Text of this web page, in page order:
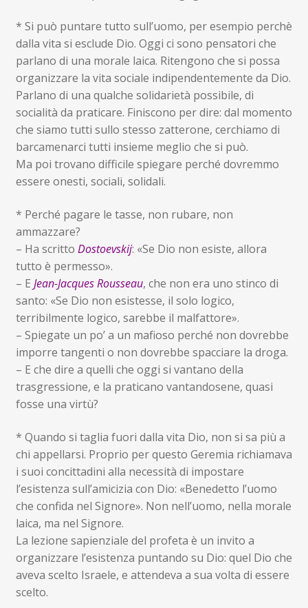
* Si può puntare tutto sull’uomo, per esempio perchè
dalla vita si esclude Dio. Oggi ci sono pensatori che
parlano di una morale laica. Ritengono che si possa
organizzare la vita sociale indipendentemente da Dio.
Parlano di una qualche solidarietà possibile, di
socialità da praticare. Finiscono per dire: dal momento
che siamo tutti sullo stesso zatterone, cerchiamo di
barcamenarci tutti insieme meglio che si può.
Ma poi trovano difficile spiegare perché dovremmo
essere onesti, sociali, solidali.
* Perché pagare le tasse, non rubare, non
ammazzare?
– Ha scritto Dostoevskij: «Se Dio non esiste, allora
tutto è permesso».
– E Jean-Jacques Rousseau, che non era uno stinco di
santo: «Se Dio non esistesse, il solo logico,
terribilmente logico, sarebbe il malfattore».
– Spiegate un po’ a un mafioso perché non dovrebbe
imporre tangenti o non dovrebbe spacciare la droga.
– E che dire a quelli che oggi si vantano della
trasgressione, e la praticano vantandosene, quasi
fosse una virtù?
* Quando si taglia fuori dalla vita Dio, non si sa più a
chi appellarsi. Proprio per questo Geremia richiamava
i suoi concittadini alla necessità di impostare
l’esistenza sull’amicizia con Dio: «Benedetto l’uomo
che confida nel Signore». Non nell’uomo, nella morale
laica, ma nel Signore.
La lezione sapienziale del profeta è un invito a
organizzare l’esistenza puntando su Dio: quel Dio che
aveva scelto Israele, e attendeva a sua volta di essere
scelto.